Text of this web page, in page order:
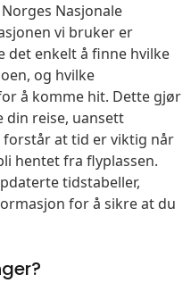
Nasjonale
vi bruker er
det enkelt å finne hvilke
og hvilke
å komme hit. Dette gjør
din reise, uansett
at tid er viktig når
hentet fra flyplassen.
tidstabeller,
for å sikre at du